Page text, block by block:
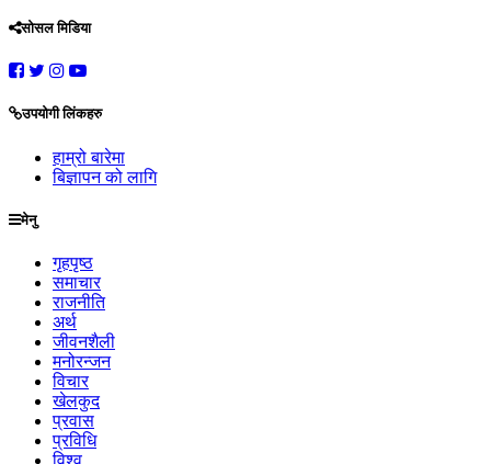
सोसल मिडिया
उपयोगी लिंकहरु
हाम्रो बारेमा
बिज्ञापन को लागि
मेनु
गृहपृष्ठ
समाचार
राजनीति
अर्थ
जीवनशैली
मनोरन्जन
विचार
खेलकुद
प्रवास
प्रविधि
विश्व